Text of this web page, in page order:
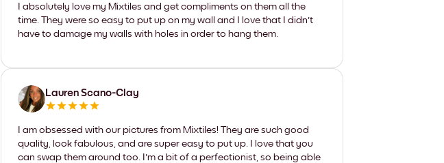
I absolutely love my Mixtiles and get compliments on them all the
time. They were so easy to put up on my wall and I love that I didn't
have to damage my walls with holes in order to hang them.
Lauren Scano-Clay
I am obsessed with our pictures from Mixtiles! They are such good
quality, look fabulous, and are super easy to put up. I love that you
can swap them around too. I'm a bit of a perfectionist, so being able